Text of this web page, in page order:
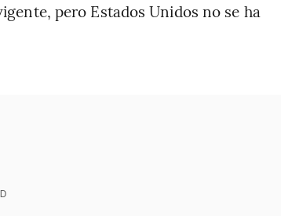
pero Estados Unidos no se ha